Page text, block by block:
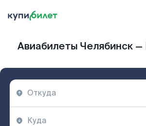
Авиабилеты Челябинск —